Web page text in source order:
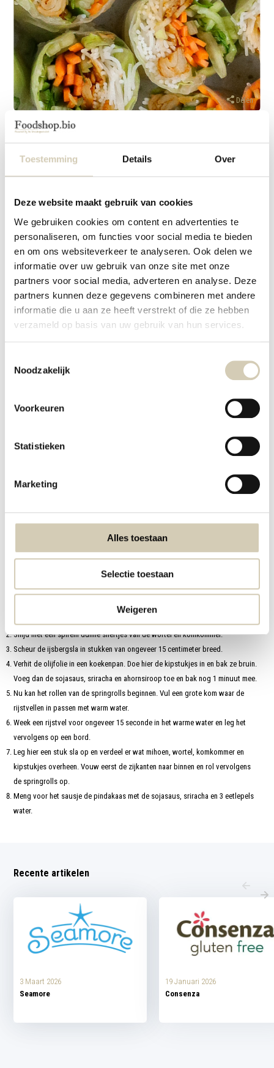
Toestemming Details Over
Deze website maakt gebruik van cookies
We gebruiken cookies om content en advertenties te
personaliseren, om functies voor social media te bieden
en om ons websiteverkeer te analyseren. Ook delen we
informatie over uw gebruik van onze site met onze
partners voor social media, adverteren en analyse. Deze
partners kunnen deze gegevens combineren met andere
informatie die u aan ze heeft verstrekt of die ze hebben
verzameld op basis van uw gebruik van hun services.
Noodzakelijk
Voorkeuren
Statistieken
Marketing
Alles toestaan
Selectie toestaan
Weigeren
Delen
Donderdag 7 Juli 2021
Deze vegan springrolls met pindadip zijn ideaal om de restjes uit je koelkast
vegetarische kipstukjes en je lichte maaltijd is klaar! Doe niet te veel vulling in
de springrolls om het rollen makkelijker te maken. Lees hieronder verder hoe
je de springrolls maakt.
Benodigdheden:
Keukenmachine/staafmixer
Vergiet
Schaaltje
10 rijstvellen
1 elBioToday ahornsiroop
1 el olijfolie
160 gram vegetarische kipstukjes
voor de pindasaus:
1 el sojasaus
1 el sriracha of andere pittige saus
Doe de mihoen in een kom met kokend water en laat ze voor ongeveer 4
Snijd met een spirelli dunne sliertjes van de wortel en komkommer.
Scheur de ijsbergsla in stukken van ongeveer 15 centimeter breed.
Verhit de olijfolie in een koekenpan. Doe hier de kipstukjes in en bak ze bruin.
Voeg dan de sojasaus, sriracha en ahornsiroop toe en bak nog 1 minuut mee.
Nu kan het rollen van de springrolls beginnen. Vul een grote kom waar de
rijstvellen in passen met warm water.
Week een rijstvel voor ongeveer 15 seconde in het warme water en leg het
vervolgens op een bord.
Leg hier een stuk sla op en verdeel er wat mihoen, wortel, komkommer en
kipstukjes overheen. Vouw eerst de zijkanten naar binnen en rol vervolgens
de springrolls op.
Meng voor het sausje de pindakaas met de sojasaus, sriracha en 3 eetlepels
water.
Recente artikelen
3 Maart 2026
Seamore
19 Januari 2026
Consenza